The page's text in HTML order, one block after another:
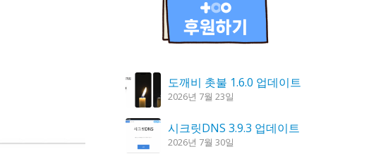
도깨비 촛불 1.6.0 업데이트
2026년 7월 23일
시크릿DNS 3.9.3 업데이트
2026년 7월 30일